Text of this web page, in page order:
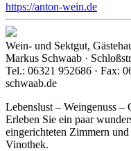
https://anton-wein.de
Wein- und Sektgut,
Markus Schwaab ·
Tel.: 06321 952686 · Fax:
schwaab.de
Lebenslust – Weingenuss –
Erleben Sie ein paar
eingerichteten Zimmern
Vinothek.